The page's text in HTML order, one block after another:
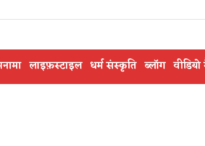
लाइफ़स्टाइल धर्म संस्कृति ब्लॉग